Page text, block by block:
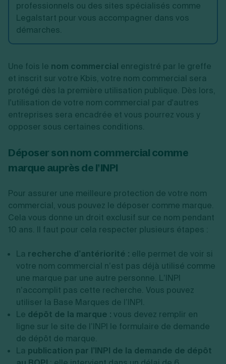
professionnels ou des sites spécialisés comme
Legalstart pour vous accompagner dans vos
démarches.
Une fois le nom commercial enregistré par le greffe
et inscrit sur votre Kbis, votre nom commercial sera
protégé dès la première utilisation publique. Dès lors,
l'utilisation de votre nom commercial par d'autres
entreprises sera encadrée et vous pourrez vous y
opposer sous certaines conditions.
Déposer son nom commercial comme
marque auprès de l’INPI
Pour assurer une meilleure protection de votre nom
commercial, vous pouvez le déposer comme marque.
Cela vous donne un droit exclusif sur ce nom pendant
10 ans. Il faut pour cela respecter plusieurs étapes :
La recherche d’antériorité : elle permet de voir si
votre nom commercial n’est pas déjà utilisé comme
une marque par une autre personne. L’INPI
n’accomplit pas cette recherche. Vous pouvez
utiliser la Base Marques de l’INPI.
Le dépôt de la marque : vous devez remplir en
ligne sur le site de l’INPI le formulaire de demande
de dépôt de marque.
La publication par l’INPI de la demande de dépôt